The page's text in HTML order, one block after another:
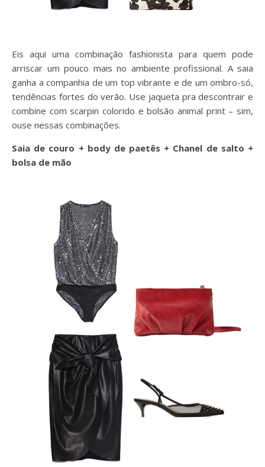
Eis aqui uma combinação fashionista para quem pode
arriscar um pouco mais no ambiente profissional. A saia
ganha a companhia de um top vibrante e de um ombro-só,
tendências fortes do verão. Use jaqueta pra descontrair e
combine com scarpin colorido e bolsão animal print – sim,
ouse nessas combinações.
Saia de couro + body de paetês + Chanel de salto +
bolsa de mão